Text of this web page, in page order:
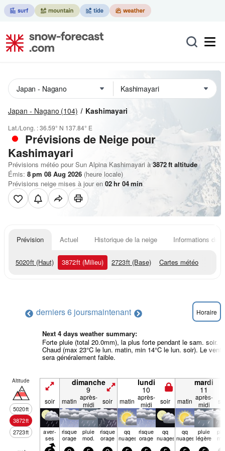
Japan - Nagano (104) Kashimayari
Lat./Long. :36.59° N 137.84° E
Prévisions de Neige pour
Kashimayari
Prévisions météo pour Sun Alpina Kashimayari à 3872ft altitude
Émis: 8 pm 08 Aug 2026 (heure locale)
Prévisions neige mises à jour en 02hr 04min
Prévision Actuel Historique de la neige Informations du
5020ft (Haut) 3872ft (Milieu) 2723ft (Base) Cartes météo
derniers 6 joursmaintenant Horaire
Next 4 days weather summary:
Forte pluie (total 20.0mm), la plus forte pendant le sam. soir.
Chaud (max 23°C le lun. matin, min 14°C le lun. soir). Le vent
sera généralement faible.
Altitude
5020ft
3872ft
2723ft
dimanche
9
lundi
10
mardi
11
soir matin après-
midi
soir matin après-
midi
soir matin après-
midi
aver­
ses
risque
orage
pluie
mod.
risque
orage
qq
nuages
risque
orage
qq
nuages
qq
nuages
pluie
légère